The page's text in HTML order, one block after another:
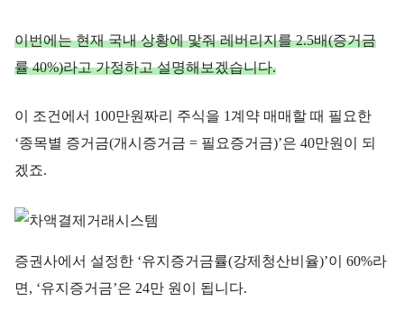
이번에는 현재 국내 상황에 맟줘 레버리지를 2.5배(증거금
률 40%)라고 가정하고 설명해보겠습니다.
이 조건에서 100만원짜리 주식을 1계약 매매할 때 필요한
‘종목별 증거금(개시증거금 = 필요증거금)’은 40만원이 되
겠죠.
증권사에서 설정한 ‘유지증거금률(강제청산비율)’이 60%라
면, ‘유지증거금’은 24만 원이 됩니다.